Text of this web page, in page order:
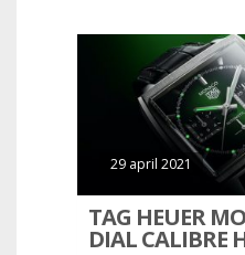
29 april 2021
TAG HEUER
DIAL CALIBRE